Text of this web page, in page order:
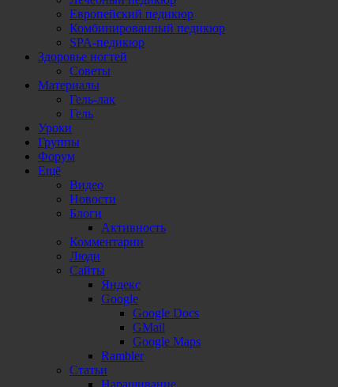
Европейский педикюр
Комбинированный педикюр
SPA-педикюр
Здоровье ногтей
Советы
Материалы
Гель-лак
Гель
Уроки
Группы
Форум
Ещё
Видео
Новости
Блоги
Активность
Комментарии
Люди
Сайты
Яндекс
Google
Google Docs
GMail
Google Maps
Rambler
Статьи
Наращивание